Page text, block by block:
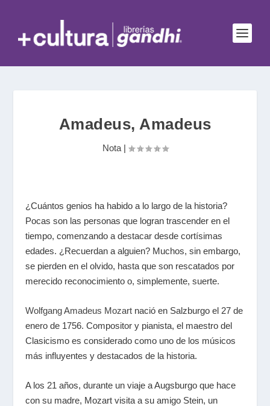
Amadeus, Amadeus
Nota|
¿Cuántos genios ha habido a lo largo de la historia?
Pocas son las personas que logran trascender en el
tiempo, comenzando a destacar desde cortísimas
edades. ¿Recuerdan a alguien? Muchos, sin embargo,
se pierden en el olvido, hasta que son rescatados por
merecido reconocimiento o, simplemente, suerte.
Wolfgang Amadeus Mozart nació en Salzburgo el 27 de
enero de 1756. Compositor y pianista, el maestro del
Clasicismo es considerado como uno de los músicos
más influyentes y destacados de la historia.
A los 21 años, durante un viaje a Augsburgo que hace
con su madre, Mozart visita a su amigo Stein, un